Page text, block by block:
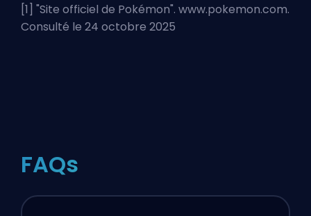
[1] "Site officiel de Pokémon". www.pokemon.com.
Consulté le 24 octobre 2025
FAQs